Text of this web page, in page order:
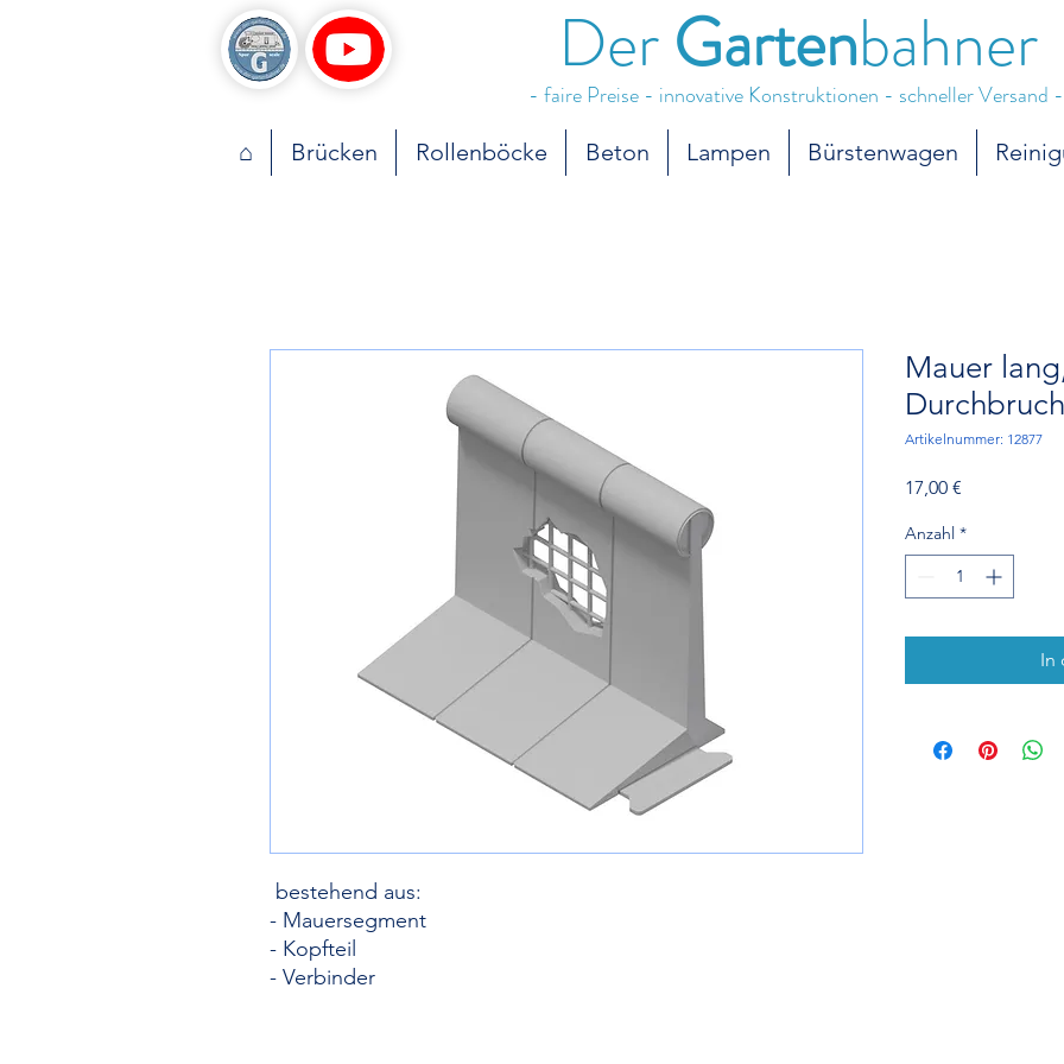
DerGartenbahner
- faire Preise - innovative Konstruktionen - schneller Versand -
⌂ Brücken Rollenböcke Beton Lampen Bürstenwagen
bestehend aus:
- Mauersegment
- Kopfteil
- Verbinder
Mauer
Artikelnummer: 12877
17,00 €
Anzahl *
In